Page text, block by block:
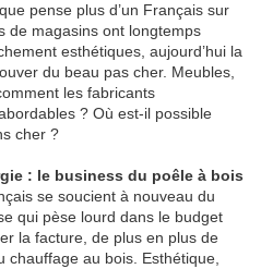
pense plus d’un Français sur
de magasins ont longtemps
esthétiques, aujourd’hui la
du beau pas cher. Meubles,
les fabricants
? Où est-il possible
cher ?
: le business du poêle à bois
se soucient à nouveau du
qui pèse lourd dans le budget
la facture, de plus en plus de
au bois. Esthétique,